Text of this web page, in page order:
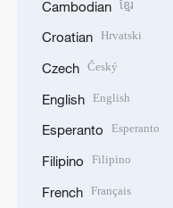
Cambodian ខ្មែរ
Croatian Hrvatski
Czech Český
English English
Esperanto Esperanto
Filipino Filipino
French Français